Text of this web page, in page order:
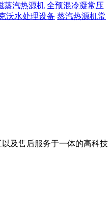
蒸汽热源机 全预混冷凝常压
沃水处理设备 蒸汽热源机常
及售后服务于一体的高科技